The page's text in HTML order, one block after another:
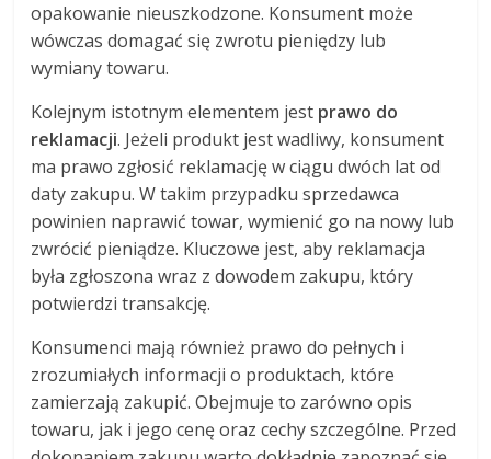
opakowanie nieuszkodzone. Konsument może
wówczas domagać się zwrotu pieniędzy lub
wymiany towaru.
Kolejnym istotnym elementem jest prawo do
reklamacji. Jeżeli produkt jest wadliwy, konsument
ma prawo zgłosić reklamację w ciągu dwóch lat od
daty zakupu. W takim przypadku sprzedawca
powinien naprawić towar, wymienić go na nowy lub
zwrócić pieniądze. Kluczowe jest, aby reklamacja
była zgłoszona wraz z dowodem zakupu, który
potwierdzi transakcję.
Konsumenci mają również prawo do pełnych i
zrozumiałych informacji o produktach, które
zamierzają zakupić. Obejmuje to zarówno opis
towaru, jak i jego cenę oraz cechy szczególne. Przed